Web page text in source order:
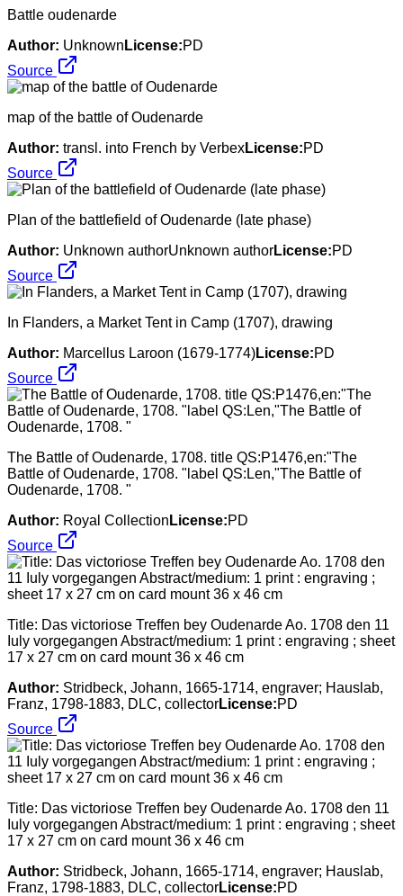
Battle oudenarde
Author: Unknown License:PD
Source
map of the battle of Oudenarde
Author: transl. into French by VerbexLicense:PD
Source
Plan of the battlefield of Oudenarde (late phase)
Author: Unknown authorUnknown authorLicense:PD
Source
In Flanders, a Market Tent in Camp (1707), drawing
Author: Marcellus Laroon (1679-1774)License:PD
Source
The Battle of Oudenarde, 1708. title QS:P1476,en:"The
Battle of Oudenarde, 1708. "label QS:Len,"The Battle of
Oudenarde, 1708. "
Author: Royal Collection License:PD
Source
Title: Das victoriose Treffen bey Oudenarde Ao. 1708 den 11
Iuly vorgegangen Abstract/medium: 1 print : engraving ; sheet
17 x 27 cm on card mount 36 x 46 cm
Author: Stridbeck, Johann, 1665-1714, engraver; Hauslab,
Franz, 1798-1883, DLC, collectorLicense:PD
Source
Title: Das victoriose Treffen bey Oudenarde Ao. 1708 den 11
Iuly vorgegangen Abstract/medium: 1 print : engraving ; sheet
17 x 27 cm on card mount 36 x 46 cm
Author: Stridbeck, Johann, 1665-1714, engraver; Hauslab,
Franz, 1798-1883, DLC, collectorLicense:PD